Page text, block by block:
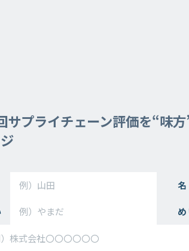
サプライチェーン評価を“味
名